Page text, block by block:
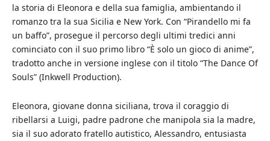
la storia di Eleonora e della sua famiglia, ambientando il
romanzo tra la sua Sicilia e New York. Con “Pirandello mi fa
un baffo”, prosegue il percorso degli ultimi tredici anni
cominciato con il suo primo libro “È solo un gioco di anime”,
tradotto anche in versione inglese con il titolo “The Dance Of
Souls” (Inkwell Production).
Eleonora, giovane donna siciliana, trova il coraggio di
ribellarsi a Luigi, padre padrone che manipola sia la madre,
sia il suo adorato fratello autistico, Alessandro, entusiasta